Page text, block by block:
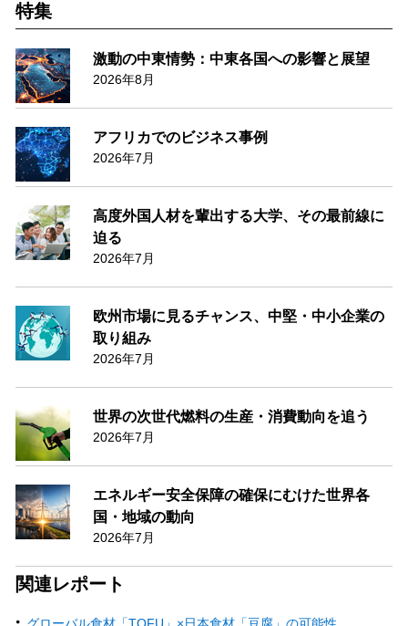
特集
激動の中東情勢：中東各国への影響と展望
2026年8月
アフリカでのビジネス事例
2026年7月
高度外国人材を輩出する大学、その最前線に
迫る
2026年7月
欧州市場に見るチャンス、中堅・中小企業の
取り組み
2026年7月
世界の次世代燃料の生産・消費動向を追う
2026年7月
エネルギー安全保障の確保にむけた世界各
国・地域の動向
2026年7月
関連レポート